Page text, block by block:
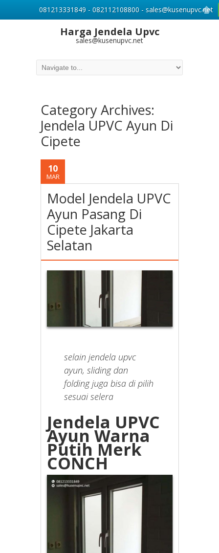
Harga Jendela Upvc
sales@kusenupvc.net
Category Archives:
Jendela UPVC Ayun Di
Cipete
10
MAR
Model Jendela UPVC
Ayun Pasang Di
Cipete Jakarta
Selatan
selain jendela upvc
ayun, sliding dan
folding juga bisa di pilih
sesuai selera
Jendela UPVC
Ayun Warna
Putih Merk
CONCH
081213331849 - 082112108800 - sales@kusenupvc.net